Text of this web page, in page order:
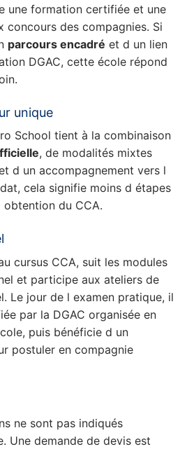
une formation certifiée et une
concours des compagnies. Si
parcours encadré et d un lien
DGAC, cette école répond
unique
School tient à la combinaison
, de modalités mixtes
d un accompagnement vers l
cela signifie moins d étapes
du CCA.
cursus CCA, suit les modules
et participe aux ateliers de
Le jour de l examen pratique, il
par la DGAC organisée en
puis bénéficie d un
postuler en compagnie
ne sont pas indiqués
Une demande de devis est